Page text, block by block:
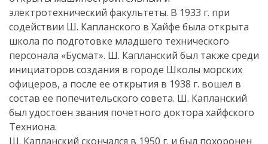
электротехнический факультеты. В 1933 г. при
содействии Ш. Капланского в Хайфе была открыта
школа по подготовке младшего технического
персонала «Бусмат». Ш. Капланский был также среди
инициаторов создания в городе Школы морских
офицеров, а после ее открытия в 1938 г. вошел в
состав ее попечительского совета. Ш. Капланский
был удостоен звания почетного доктора хайфского
Техниона.
Ш. Капланский скончался в 1950 г. и был похоронен